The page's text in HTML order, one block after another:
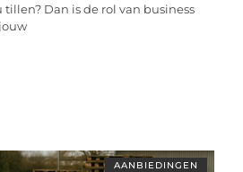
Dan is de rol van business
AANBIEDINGEN